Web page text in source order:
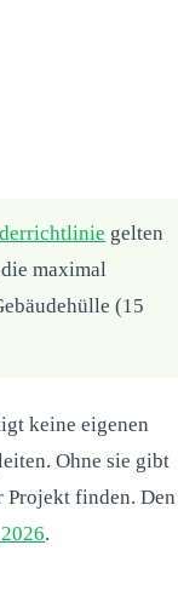
gelten
maximal
(15
keine eigenen
Ohne sie gibt
Projekt finden. Den
.